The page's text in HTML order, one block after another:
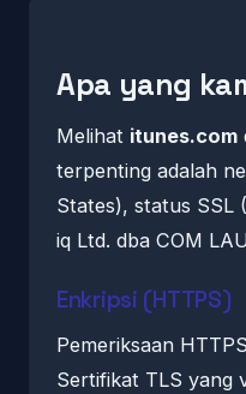
Apa yang
Melihat itunes.com
terpenting adalah
States), status SSL
iq Ltd. dba COM
Enkripsi (HTTPS)
Pemeriksaan
Sertifikat TLS yang